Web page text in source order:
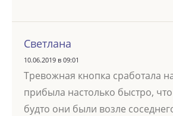
Светлана
10.06.2019 в 09:01
Тревожная кнопка сработала
прибыла настолько быстро,
будто они были возле